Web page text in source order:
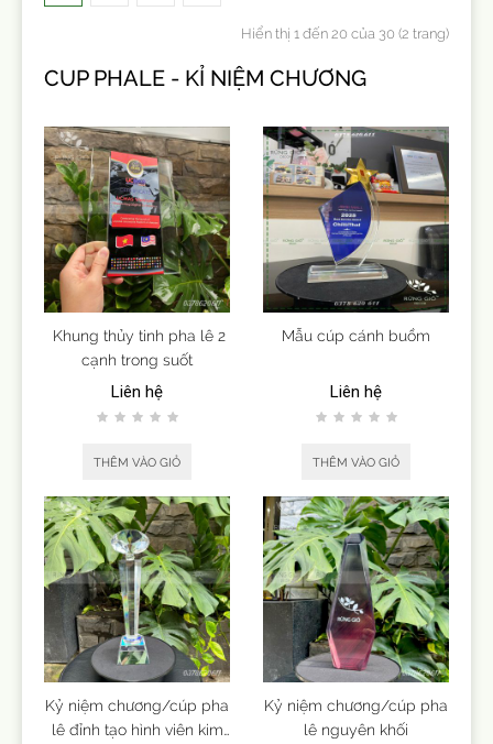
Hiển thị 1 đến 20 của 30 (2 trang)
CUP PHALE - KỈ NIỆM CHƯƠNG
Khung thủy tinh pha lê 2
cạnh trong suốt
Liên hệ
THÊM VÀO GIỎ
Mẫu cúp cánh buồm
Liên hệ
THÊM VÀO GIỎ
Kỷ niệm chương/cúp pha
lê đỉnh tạo hình viên kim
Kỷ niệm chương/cúp pha
lê nguyên khối